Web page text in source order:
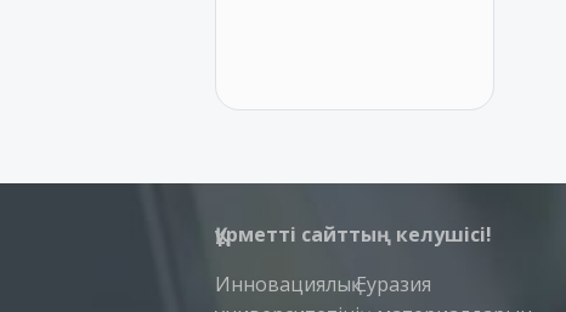
Құрметті сайттың келушісі!
Инновациялық Еуразия